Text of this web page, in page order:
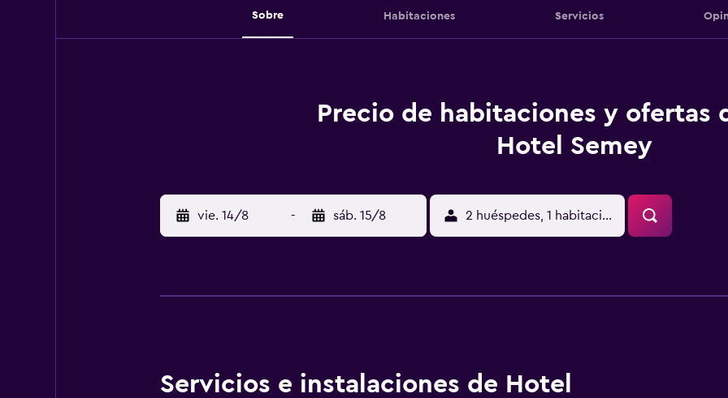
Sobre Habitaciones Servicios
Precio de habitaciones y ofertas
Hotel Semey
vie. 14/8 - sáb. 15/8 2 huéspedes, 1 habitación
Servicios e instalaciones de Hotel